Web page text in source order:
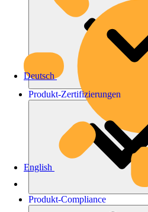
Deutsch
English
Produkt-Zertifizierungen
Produkt-Compliance